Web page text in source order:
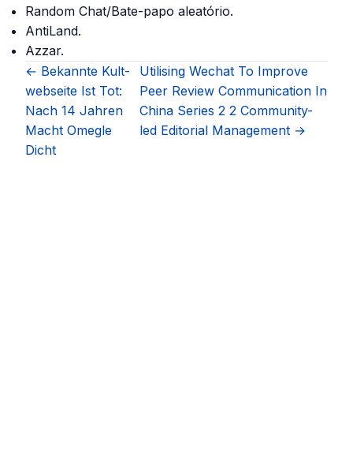
Random Chat/Bate-papo aleatório.
AntiLand.
Azzar.
← Bekannte Kult-
webseite Ist Tot:
Nach 14 Jahren
Macht Omegle
Dicht
Utilising Wechat To Improve
Peer Review Communication In
China Series 2 2 Community-
led Editorial Management →